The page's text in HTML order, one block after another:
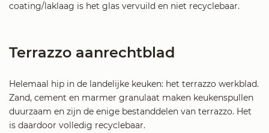
coating/laklaag is het glas vervuild en niet recyclebaar.
Terrazzo aanrechtblad
Helemaal hip in de landelijke keuken: het terrazzo werkblad.
Zand, cement en marmer granulaat maken keukenspullen
duurzaam en zijn de enige bestanddelen van terrazzo. Het
is daardoor volledig recyclebaar.